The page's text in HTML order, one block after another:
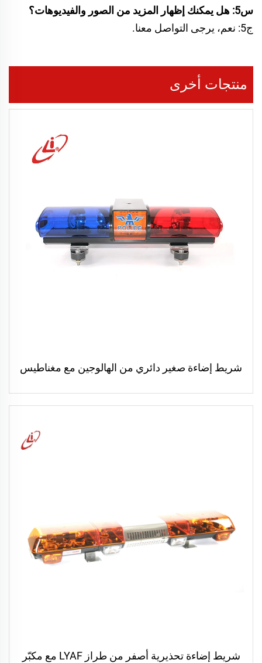
س5: هل يمكنك إظهار المزيد من الصور والفيديوهات؟
ج5: نعم، يرجى التواصل معنا.
منتجات أخرى
شريط إضاءة صغير دائري من الهالوجين مع مغناطيس
شريط إضاءة تحذيرية أصفر من طراز LYAF مع مكبّر